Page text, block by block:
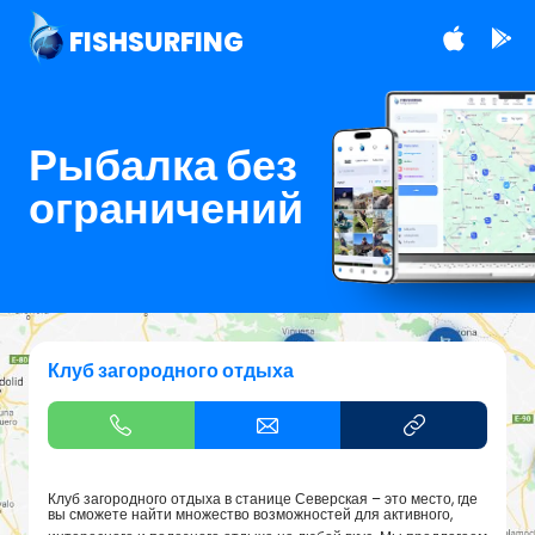
FISHSURFING
Рыбалка без
ограничений
Клуб загородного отдыха
Клуб загородного отдыха в станице Северская – это место, где
вы сможете найти множество возможностей для активного,